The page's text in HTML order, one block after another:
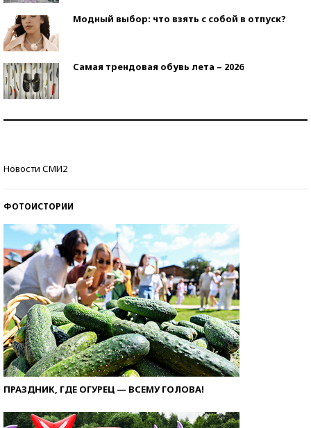
Модный выбор: что взять с собой в отпуск?
Самая трендовая обувь лета – 2026
Новости СМИ2
ФОТОИСТОРИИ
ПРАЗДНИК, ГДЕ ОГУРЕЦ — ВСЕМУ ГОЛОВА!